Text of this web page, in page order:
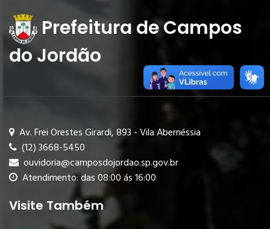
Prefeitura de Campos
do Jordão
Av. Frei Orestes Girardi, 893 - Vila Abernéssia
(12) 3668-5450
ouvidoria@camposdojordao.sp.gov.br
Atendimento: das 08:00 ás 16:00
Visite Também